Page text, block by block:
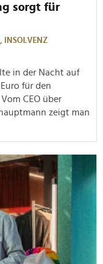
sorgt für
INSOLVENZ
in der Nacht auf
für den
CEO über
zeigt man